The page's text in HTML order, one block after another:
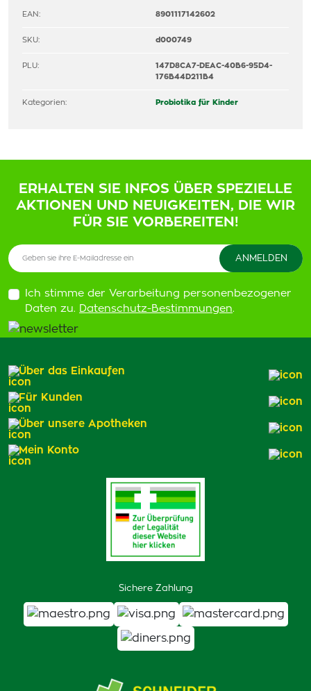
EAN: 8901117142602
SKU: d000749
PLU:
147D8CA7-DEAC-40B6-95D4-
176B44D211B4
Kategorien: Probiotika für Kinder
ERHALTEN SIE INFOS ÜBER SPEZIELLE
AKTIONEN UND NEUIGKEITEN, DIE WIR
FÜR SIE VORBEREITEN!
Ich stimme der Verarbeitung personenbezogener
Daten zu. Datenschutz-Bestimmungen.
Sichere Zahlung
Über das Einkaufen
Für Kunden
Über unsere Apotheken
Mein Konto